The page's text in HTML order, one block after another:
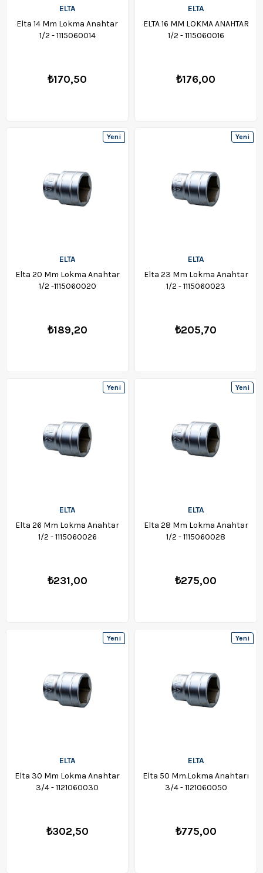
ELTA
Elta 14 Mm Lokma Anahtar
1/2 - 1115060014
₺170,50
ELTA
ELTA 16 MM LOKMA ANAHTAR
1/2 - 1115060016
₺176,00
ELTA
Elta 20 Mm Lokma Anahtar
1/2 -1115060020
₺189,20
Yeni
ELTA
Elta 23 Mm Lokma Anahtar
1/2 - 1115060023
₺205,70
Yeni
ELTA
Elta 26 Mm Lokma Anahtar
1/2 - 1115060026
₺231,00
Yeni
ELTA
Elta 28 Mm Lokma Anahtar
1/2 - 1115060028
₺275,00
Yeni
ELTA
Elta 30 Mm Lokma Anahtar
3/4 - 1121060030
₺302,50
Yeni
ELTA
Elta 50 Mm.Lokma Anahtarı
3/4 - 1121060050
₺775,00
Yeni